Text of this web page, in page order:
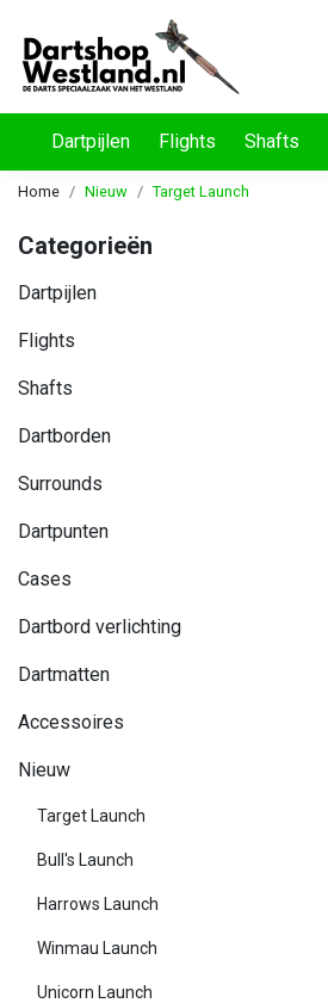
Dartpijlen Flights Shafts
Home Nieuw Target Launch
Categorieën
Dartpijlen
Flights
Shafts
Dartborden
Surrounds
Dartpunten
Cases
Dartbord verlichting
Dartmatten
Accessoires
Nieuw
Target Launch
Bull's Launch
Harrows Launch
Winmau Launch
Unicorn Launch